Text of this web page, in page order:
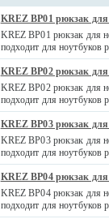
KREZ BP01 рюкзак
KREZ BP01 рюкзак для
подходит для ноутбуков
KREZ BP02 рюкзак
KREZ BP02 рюкзак для
подходит для ноутбуков
KREZ BP03 рюкзак
KREZ BP03 рюкзак для
подходит для ноутбуков
KREZ BP04 рюкзак для
KREZ BP04 рюкзак для
подходит для ноутбуков